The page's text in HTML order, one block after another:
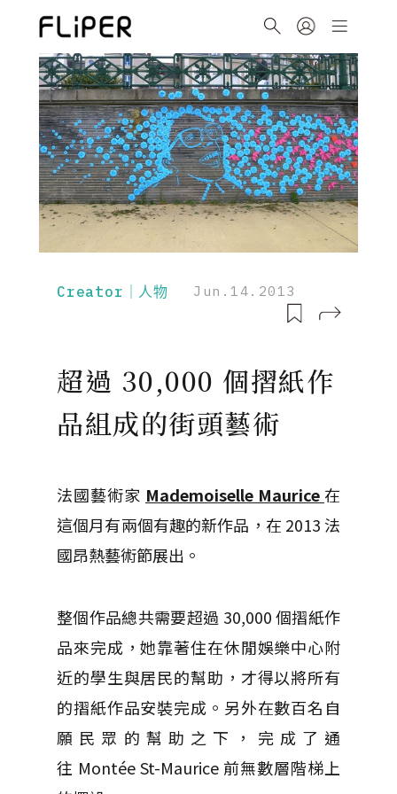
Creator｜人物 Jun.14.2013
超過 30,000 個摺紙作
品組成的街頭藝術
法國藝術家 Mademoiselle Maurice 在
這個月有兩個有趣的新作品，在 2013 法
國昂熱藝術節展出。
整個作品總共需要超過 30,000 個摺紙作
品來完成，她靠著住在休閒娛樂中心附
近的學生與居民的幫助，才得以將所有
的摺紙作品安裝完成。另外在數百名自
願民眾的幫助之下，完成了通
往 Montée St-Maurice 前無數層階梯上